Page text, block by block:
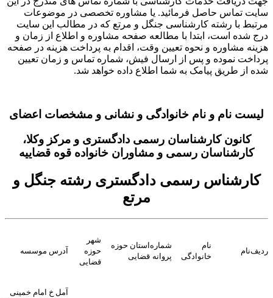
سایت تماس حاصل فرمائید. یا مشاوره تخصصی در موضوعات
مرتبط با رشته کارشناسی جنگل و مرتع که در مطالب این سایت
درج شده است، ابتدا با مطالعه صفحه مشاوره و اطلاع از زمان و
هزینه مشاوره و نحوه تعیین وقت، اقدام به پرداخت هزینه در صفحه
پرداخت نموده و پس از ارسال فیش، شماره تماس و زمان تعیین
شده از طریق پیامک به شما اطلاع داده خواهد شد.
لیست نام و نام خانوادگی و نشانی و مشخصات اعضای
کانون کارشناسان رسمی دادگستری و مرکز وکلا،
کارشناسان رسمی و مشاوران خانواده قوه قضاییه
کارشناس رسمی دادگستری رشته جنگل و
مرتع
ردیفنام
نام
خانوادگی
شماره
پروانه
استان حوزه
قضایی
شهر
حوزه
قضایی
آدرس موسسه
آمل خ امام خمینی